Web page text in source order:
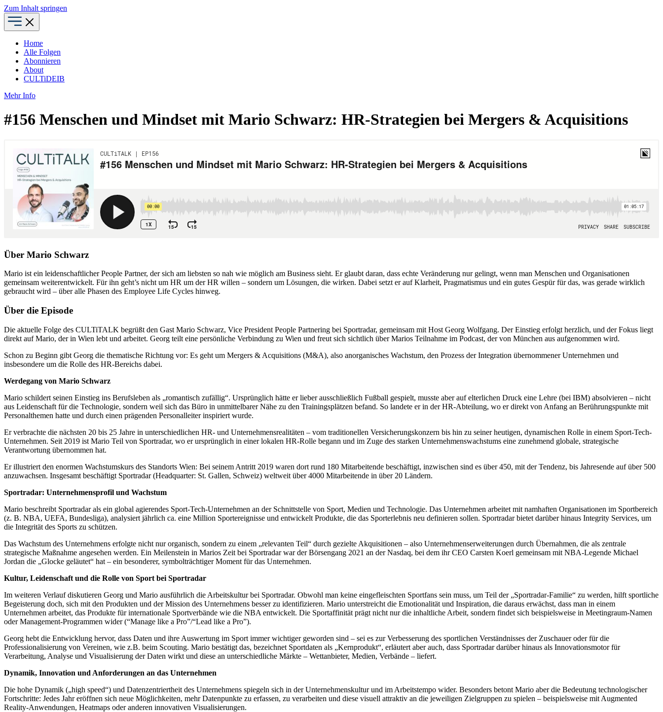
Zum Inhalt springen
Home
Alle Folgen
Abonnieren
About
CULTiDEIB
Mehr Info
#156 Menschen und Mindset mit Mario Schwarz: HR-Strategien bei Mergers & Acquisitions
Über Mario Schwarz
Mario ist ein leidenschaftlicher People Partner, der sich am liebsten so nah wie möglich am Business sieht. Er glaubt daran, dass echte Veränderung nur gelingt, wenn man Menschen und Organisationen
gemeinsam weiterentwickelt. Für ihn geht’s nicht um HR um der HR willen – sondern um Lösungen, die wirken. Dabei setzt er auf Klarheit, Pragmatismus und ein gutes Gespür für das, was gerade wirklich
gebraucht wird – über alle Phasen des Employee Life Cycles hinweg.
Über die Episode
Die aktuelle Folge des CULTiTALK begrüßt den Gast Mario Schwarz, Vice President People Partnering bei Sportradar, gemeinsam mit Host Georg Wolfgang. Der Einstieg erfolgt herzlich, und der Fokus liegt
direkt auf Mario, der in Wien lebt und arbeitet. Georg teilt eine persönliche Verbindung zu Wien und freut sich sichtlich über Marios Teilnahme im Podcast, der von München aus aufgenommen wird.
Schon zu Beginn gibt Georg die thematische Richtung vor: Es geht um Mergers & Acquisitions (M&A), also anorganisches Wachstum, den Prozess der Integration übernommener Unternehmen und
insbesondere um die Rolle des HR-Bereichs dabei.
Werdegang von Mario Schwarz
Mario schildert seinen Einstieg ins Berufsleben als „romantisch zufällig“. Ursprünglich hätte er lieber ausschließlich Fußball gespielt, musste aber auf elterlichen Druck eine Lehre (bei IBM) absolvieren – nicht
aus Leidenschaft für die Technologie, sondern weil sich das Büro in unmittelbarer Nähe zu den Trainingsplätzen befand. So landete er in der HR-Abteilung, wo er direkt von Anfang an Berührungspunkte mit
Personalthemen hatte und durch einen prägenden Personalleiter inspiriert wurde.
Er verbrachte die nächsten 20 bis 25 Jahre in unterschiedlichen HR- und Unternehmensrealitäten – vom traditionellen Versicherungskonzern bis hin zu seiner heutigen, dynamischen Rolle in einem Sport-Tech-
Unternehmen. Seit 2019 ist Mario Teil von Sportradar, wo er ursprünglich in einer lokalen HR-Rolle begann und im Zuge des starken Unternehmenswachstums eine zunehmend globale, strategische
Verantwortung übernommen hat.
Er illustriert den enormen Wachstumskurs des Standorts Wien: Bei seinem Antritt 2019 waren dort rund 180 Mitarbeitende beschäftigt, inzwischen sind es über 450, mit der Tendenz, bis Jahresende auf über 500
anzuwachsen. Insgesamt beschäftigt Sportradar (Headquarter: St. Gallen, Schweiz) weltweit über 4000 Mitarbeitende in über 20 Ländern.
Sportradar: Unternehmensprofil und Wachstum
Mario beschreibt Sportradar als ein global agierendes Sport-Tech-Unternehmen an der Schnittstelle von Sport, Medien und Technologie. Das Unternehmen arbeitet mit namhaften Organisationen im Sportbereich
(z. B. NBA, UEFA, Bundesliga), analysiert jährlich ca. eine Million Sportereignisse und entwickelt Produkte, die das Sporterlebnis neu definieren sollen. Sportradar bietet darüber hinaus Integrity Services, um
die Integrität des Sports zu schützen.
Das Wachstum des Unternehmens erfolgte nicht nur organisch, sondern zu einem „relevanten Teil“ durch gezielte Akquisitionen – also Unternehmenserweiterungen durch Übernahmen, die als zentrale
strategische Maßnahme angesehen werden. Ein Meilenstein in Marios Zeit bei Sportradar war der Börsengang 2021 an der Nasdaq, bei dem ihr CEO Carsten Koerl gemeinsam mit NBA-Legende Michael
Jordan die „Glocke geläutet“ hat – ein besonderer, symbolträchtiger Moment für das Unternehmen.
Kultur, Leidenschaft und die Rolle von Sport bei Sportradar
Im weiteren Verlauf diskutieren Georg und Mario ausführlich die Arbeitskultur bei Sportradar. Obwohl man keine eingefleischten Sportfans sein muss, um Teil der „Sportradar-Familie“ zu werden, hilft sportliche
Begeisterung doch, sich mit den Produkten und der Mission des Unternehmens besser zu identifizieren. Mario unterstreicht die Emotionalität und Inspiration, die daraus erwächst, dass man in einem
Unternehmen arbeitet, das Produkte für internationale Sportverbände wie die NBA entwickelt. Die Sportaffinität prägt nicht nur die inhaltliche Arbeit, sondern findet sich beispielsweise in Meetingraum-Namen
oder Management-Programmen wider (“Manage like a Pro”/“Lead like a Pro”).
Georg hebt die Entwicklung hervor, dass Daten und ihre Auswertung im Sport immer wichtiger geworden sind – sei es zur Verbesserung des sportlichen Verständnisses der Zuschauer oder für die
Professionalisierung von Vereinen, wie z.B. beim Scouting. Mario bestätigt das, bezeichnet Sportdaten als „Kernprodukt“, erläutert aber auch, dass Sportradar darüber hinaus als Innovationsmotor für
Verarbeitung, Analyse und Visualisierung der Daten wirkt und diese an unterschiedliche Märkte – Wettanbieter, Medien, Verbände – liefert.
Dynamik, Innovation und Anforderungen an das Unternehmen
Die hohe Dynamik („high speed“) und Datenzentriertheit des Unternehmens spiegeln sich in der Unternehmenskultur und im Arbeitstempo wider. Besonders betont Mario aber die Bedeutung technologischer
Fortschritte: Jedes Jahr eröffnen sich neue Möglichkeiten, mehr Datenpunkte zu erfassen, zu verarbeiten und diese visuell attraktiv an die jeweiligen Zielgruppen zu spielen – beispielsweise mit Augmented
Reality-Anwendungen, Heatmaps oder anderen innovativen Visualisierungen.